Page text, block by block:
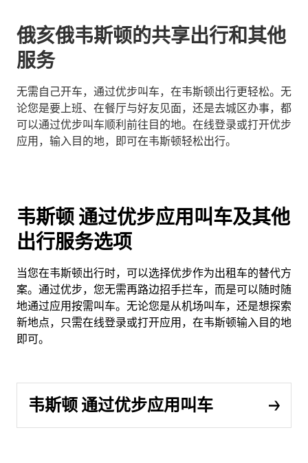
俄亥俄韦斯顿的共享出行和其他
服务
无需自己开车，通过优步叫车，在韦斯顿出行更轻松。无
论您是要上班、在餐厅与好友见面，还是去城区办事，都
可以通过优步叫车顺利前往目的地。在线登录或打开优步
应用，输入目的地，即可在韦斯顿轻松出行。
韦斯顿 通过优步应用叫车及其他
出行服务选项
当您在韦斯顿出行时，可以选择优步作为出租车的替代方
案。通过优步，您无需再路边招手拦车，而是可以随时随
地通过应用按需叫车。无论您是从机场叫车，还是想探索
新地点，只需在线登录或打开应用，在韦斯顿输入目的地
即可。
韦斯顿 通过优步应用叫车